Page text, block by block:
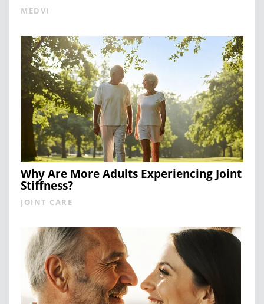
MEDVI
Why Are More Adults Experiencing Joint
Stiffness?
JOINT CARE